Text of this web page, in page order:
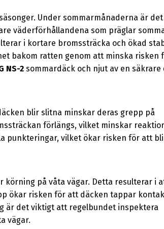
Under sommarmånaderna är
väderförhållandena som präglar
i kortare bromssträcka och ökad
bakom ratten genom att minska risken
NS-2sommardäck och njut av en säkrare
blir slitna minskar deras grepp på
förlängs, vilket minskar
punkteringar, vilket ökar risken för att
på våta vägar. Detta resulterar i
ökar risken för att däcken tappar
är det viktigt att regelbundet inspektera
vägar.